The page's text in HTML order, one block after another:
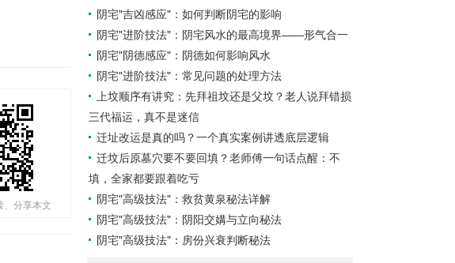
、分享本文
天降神助，运势自然一飞冲天。八字命局
中“忌火”的人...
体现状的基石。三传：事物发展、演变的三
个核心过程（发用、移易、归计）。它是推
演事态发展的主线。你需要：一张空白的天
地盘（内含十二地支）、月将、当天日干日
传”之母，此步必须精准。1. 定月将（布“天
盘”的...
阴宅"吉凶感应"：如何判断阴宅的影响
阴宅"进阶技法"：阴宅风水的最高境界——形气合一
阴宅"阴德感应"：阴德如何影响风水
阴宅"进阶技法"：常见问题的处理方法
上坟顺序有讲究：先拜祖坟还是父坟？老人说拜错损
三代福运，真不是迷信
迁址改运是真的吗？一个真实案例讲透底层逻辑
迁坟后原墓穴要不要回填？老师傅一句话点醒：不
填，全家都要跟着吃亏
阴宅"高级技法"：救贫黄泉秘法详解
阴宅"高级技法"：阴阳交媾与立向秘法
阴宅"高级技法"：房份兴衰判断秘法